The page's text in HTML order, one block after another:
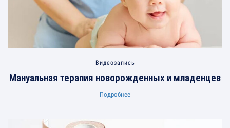
Видеозапись
Мануальная терапия новорожденных и младенцев
Подробнее